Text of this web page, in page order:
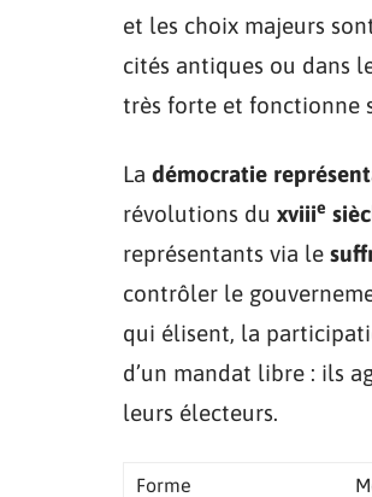
et les choix majeurs
cités antiques ou dans
très forte et fonctionne
La démocratie
révolutions du xviiie
représentants via le
contrôler le
qui élisent, la
d’un mandat libre : ils
leurs électeurs.
Forme